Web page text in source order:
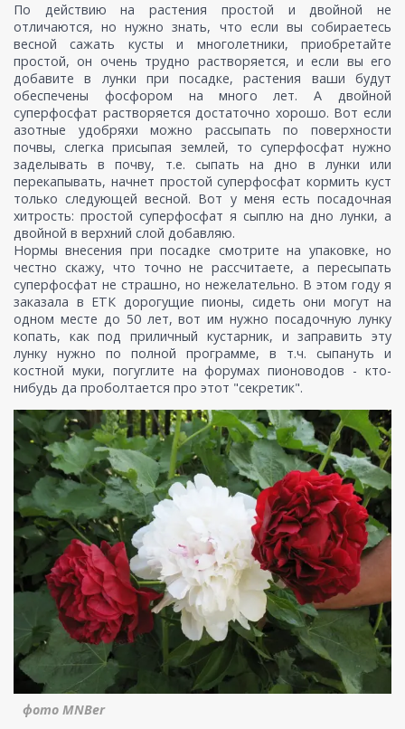
По действию на растения простой и двойной не
отличаются, но нужно знать, что если вы собираетесь
весной сажать кусты и многолетники, приобретайте
простой, он очень трудно растворяется, и если вы его
добавите в лунки при посадке, растения ваши будут
обеспечены фосфором на много лет. А двойной
суперфосфат растворяется достаточно хорошо. Вот если
азотные удобряхи можно рассыпать по поверхности
почвы, слегка присыпая землей, то суперфосфат нужно
заделывать в почву, т.е. сыпать на дно в лунки или
перекапывать, начнет простой суперфосфат кормить куст
только следующей весной. Вот у меня есть посадочная
хитрость: простой суперфосфат я сыплю на дно лунки, а
двойной в верхний слой добавляю.
Нормы внесения при посадке смотрите на упаковке, но
честно скажу, что точно не рассчитаете, а пересыпать
суперфосфат не страшно, но нежелательно. В этом году я
заказала в ЕТК дорогущие пионы, сидеть они могут на
одном месте до 50 лет, вот им нужно посадочную лунку
копать, как под приличный кустарник, и заправить эту
лунку нужно по полной программе, в т.ч. сыпануть и
костной муки, погуглите на форумах пионоводов - кто-
нибудь да проболтается про этот "секретик".
фото MNBer